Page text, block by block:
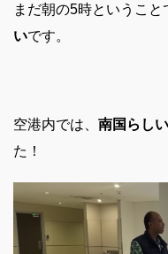
まだ朝の5時ということ
いです。
空港内では、 南国らし
た！